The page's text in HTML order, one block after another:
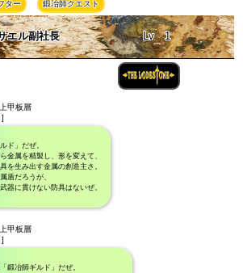
ター 鍛冶師クエスト
エル副社長 Lv 1
甲板層
ド」だぜ。
金属を精製し、形を変えて、
を生み出す金属の創造主さ。
盾だろうが、
器に貫けない防具はないぜ。
甲板層
鍛冶師ギルド」だぜ。